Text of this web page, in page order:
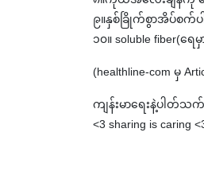
၉။နှစ်ခြိုက်စွာအိပ်စ
၁၀။ soluble fiber(
(healthline-com မှ
ကျန်းမာရေးနဲ့ပါတ်
<3 sharing is caring